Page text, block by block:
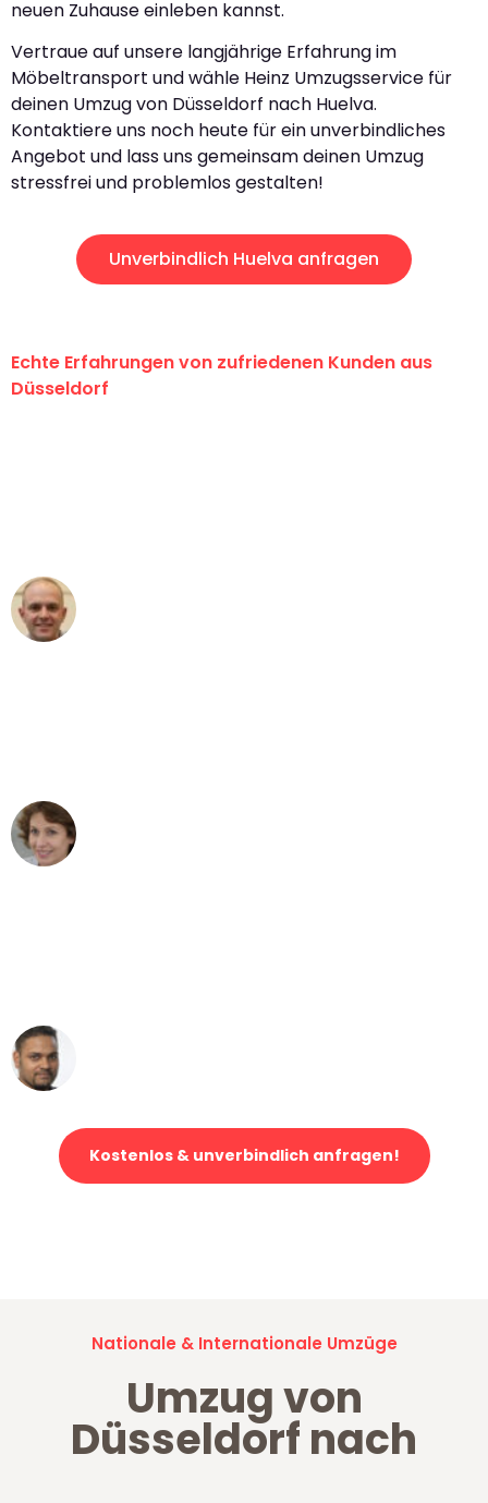
neuen Zuhause einleben kannst.
Vertraue auf unsere langjährige Erfahrung im
Möbeltransport und wähle Heinz Umzugsservice für
deinen Umzug von Düsseldorf nach Huelva.
Kontaktiere uns noch heute für ein unverbindliches
Angebot und lass uns gemeinsam deinen Umzug
stressfrei und problemlos gestalten!
Unverbindlich Huelva anfragen
Echte Erfahrungen von zufriedenen Kunden aus
Düsseldorf
Kostenlos & unverbindlich anfragen!
Nationale & Internationale Umzüge
Umzug von
Düsseldorf nach